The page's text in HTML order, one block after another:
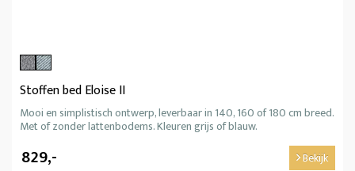
Stoffen bed Eloise II
Mooi en simplistisch ontwerp, leverbaar in 140, 160 of 180 cm breed.
Met of zonder lattenbodems. Kleuren grijs of blauw.
829,- Bekijk